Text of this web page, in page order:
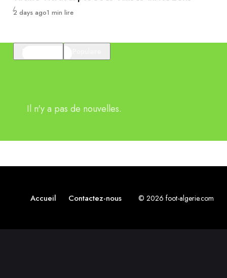
Publié
2 days ago1 min lire
Il n'y a pas de nouvelles.
Accueil Contactez-nous © 2026 foot-algerie.com